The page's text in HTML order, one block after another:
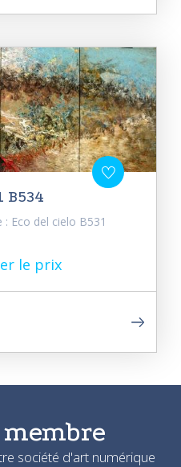
B534
Eco del cielo B531
le prix
société d'art numérique